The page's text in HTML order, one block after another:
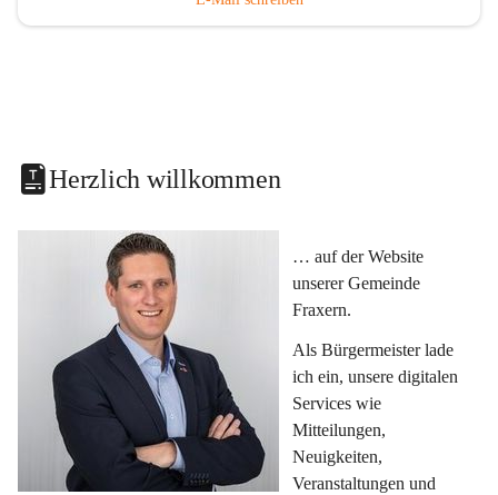
Herzlich willkommen
… auf der Website
unserer Gemeinde
Fraxern.
Als Bürgermeister lade
ich ein, unsere digitalen
Services wie
Mitteilungen,
Neuigkeiten,
Veranstaltungen und